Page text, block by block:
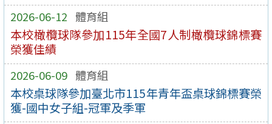
2026-06-12 體育組
本校橄欖球隊參加115年全國7人制橄欖球錦標賽
榮獲佳績
2026-06-09 體育組
本校桌球隊參加臺北市115年青年盃桌球錦標賽榮
獲-國中女子組-冠軍及季軍